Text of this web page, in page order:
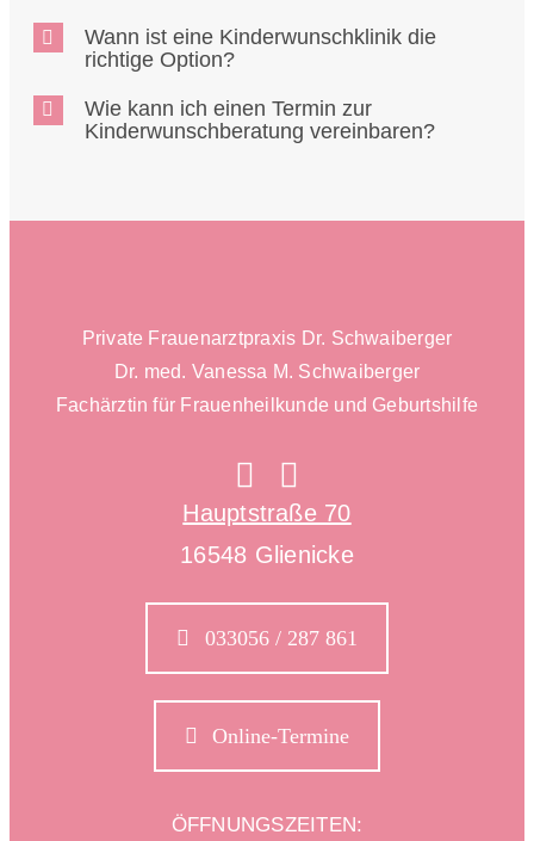
Wann ist eine Kinderwunschklinik die
richtige Option?
Wie kann ich einen Termin zur
Kinderwunschberatung vereinbaren?
Private Frauenarztpraxis Dr. Schwaiberger
Dr. med. Vanessa M. Schwaiberger
Fachärztin für Frauenheilkunde und Geburtshilfe
Hauptstraße 70
16548 Glienicke
033056 / 287 861
Online-Termine
ÖFFNUNGSZEITEN: